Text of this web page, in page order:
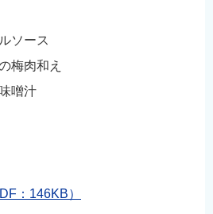
ソース
梅肉和え
噌汁
：146KB）